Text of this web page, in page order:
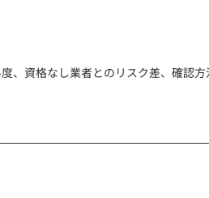
、資格なし業者とのリスク差、確認